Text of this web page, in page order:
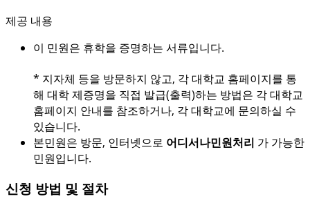
제공 내용
이 민원은 휴학을 증명하는 서류입니다.
* 지자체 등을 방문하지 않고, 각 대학교 홈페이지를 통
해 대학 제증명을 직접 발급(출력)하는 방법은 각 대학교
홈페이지 안내를 참조하거나, 각 대학교에 문의하실 수
있습니다.
본민원은 방문, 인터넷으로 어디서나민원처리 가 가능한
민원입니다.
신청 방법 및 절차